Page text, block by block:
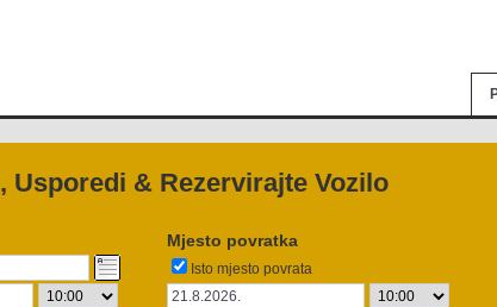
Usporedi & Rezervirajte Vozilo
Mjesto povratka
Isto mjesto povrata